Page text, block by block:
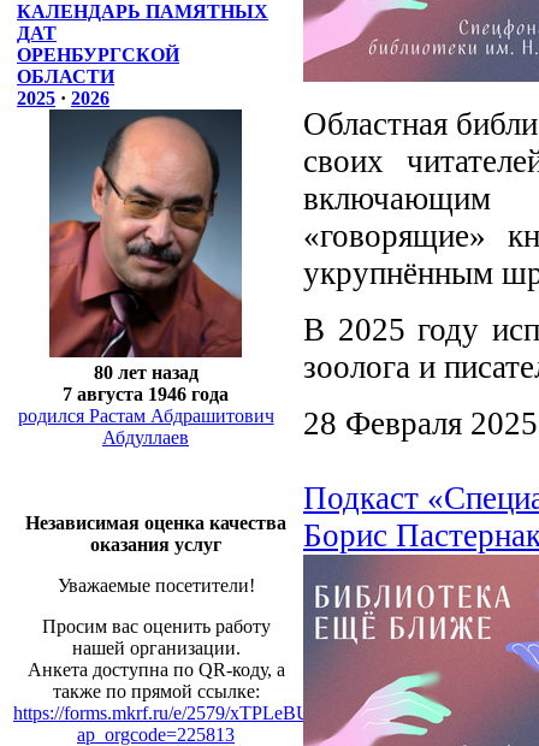
КАЛЕНДАРЬ ПАМЯТНЫХ
ДАТ
ОРЕНБУРГСКОЙ
ОБЛАСТИ
2025 · 2026
80 лет назад
7 августа 1946 года
родился Растам Абдрашитович
Абдуллаев
Независимая оценка качества
оказания услуг
Уважаемые посетители!
Просим вас оценить работу
нашей организации.
Анкета доступна по QR-коду, а
также по прямой ссылке:
https://forms.mkrf.ru/e/2579/xTPLeBU7/?
ap_orgcode=225813
Областная
своих
включающим
«говорящие»
укрупнённым
В 2025 году
зоолога и
28 Февраля 2025
Подкаст
Борис